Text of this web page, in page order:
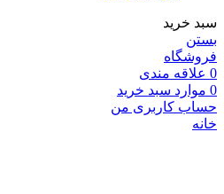
سبد خرید
بستن
فروشگاه
0 علاقه مندی
0 موارد سبد خرید
حساب کاربری من
خانه